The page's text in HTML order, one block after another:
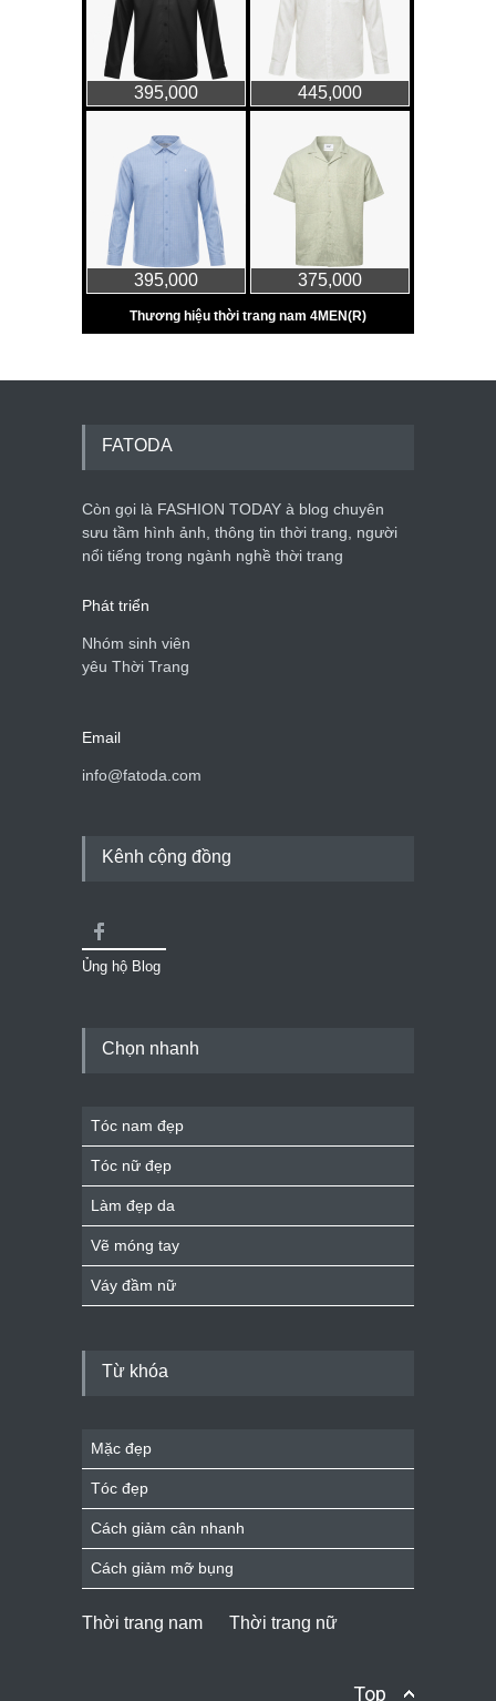
FATODA
Còn gọi là FASHION TODAY à blog chuyên
sưu tầm hình ảnh, thông tin thời trang, người
nổi tiếng trong ngành nghề thời trang
Phát triển
Nhóm sinh viên
yêu Thời Trang
Email
info@fatoda.com
Kênh cộng đồng
Ủng hộ Blog
Chọn nhanh
Tóc nam đẹp
Tóc nữ đẹp
Làm đẹp da
Vẽ móng tay
Váy đầm nữ
Từ khóa
Mặc đẹp
Tóc đẹp
Cách giảm cân nhanh
Cách giảm mỡ bụng
Thời trang nam Thời trang nữ
Top